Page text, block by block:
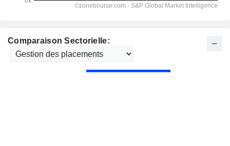
Comparaison Sectorielle: